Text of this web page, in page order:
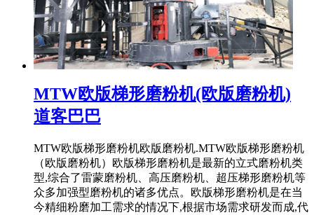
MTW欧版梯形磨粉机(欧版磨粉机)
道客巴巴
MTW欧版梯形磨粉机欧版磨粉机.MTW欧版梯形磨粉机
（欧版磨粉机）欧版梯形磨粉机是最新的立式磨粉机类
型,综合了雷蒙磨粉机、高压磨粉机、超压梯形磨粉机等
众多加强型磨粉机的诸多优点。欧版梯形磨粉机是在当
今精细粉磨加工需求的情况下,根据市场需求研发而成,代